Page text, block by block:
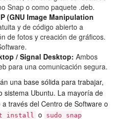
Snap o como paquete .deb.
(GNU Image Manipulation
y de código abierto a
de fotos y creación de gráficos.
/ Signal Desktop: Ambos
para una comunicación segura.
una base sólida para trabajar,
sistema Ubuntu. La mayoría de
través del Centro de Software o
install o
sudo snap